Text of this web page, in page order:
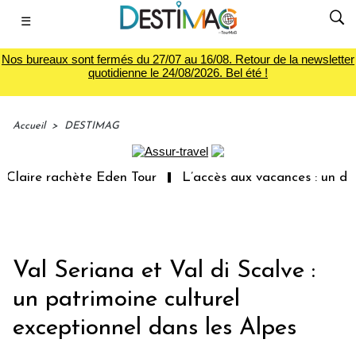
☰
Nos bureaux sont fermés du 27/07 au 16/08. Retour de la newsletter
quotidienne le 24/08/2026. Bel été !
Accueil > DESTIMAG
rachète Eden Tour L’accès aux vacances : un droit
Val Seriana et Val di Scalve :
un patrimoine culturel
exceptionnel dans les Alpes